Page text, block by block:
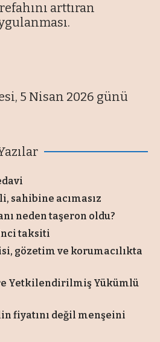
arttıran
5 Nisan 2026 günü
sahibine acımasız
neden taşeron oldu?
taksiti
gözetim ve korumacılıkta
Yetkilendirilmiş Yükümlü
fiyatını değil menşeini